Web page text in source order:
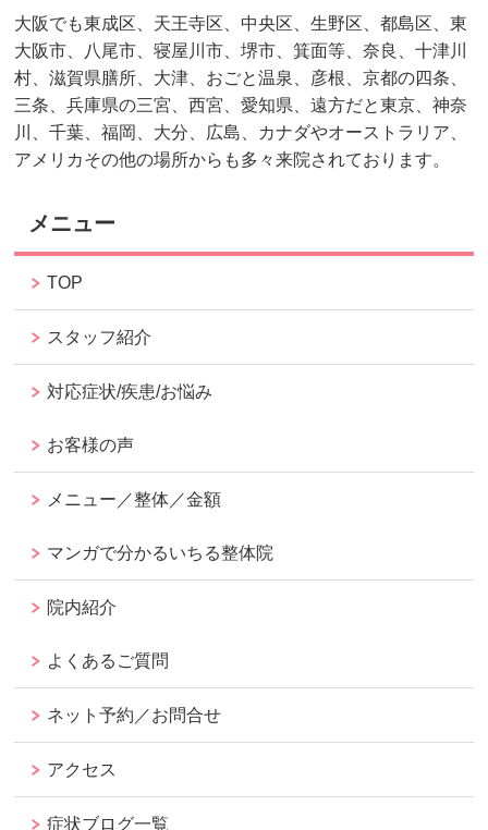
大阪でも東成区、天王寺区、中央区、生野区、都島区、東
大阪市、八尾市、寝屋川市、堺市、箕面等、奈良、十津川
村、滋賀県膳所、大津、おごと温泉、彦根、京都の四条、
三条、兵庫県の三宮、西宮、愛知県、遠方だと東京、神奈
川、千葉、福岡、大分、広島、カナダやオーストラリア、
アメリカその他の場所からも多々来院されております。
メニュー
TOP
スタッフ紹介
対応症状/疾患/お悩み
お客様の声
メニュー／整体／金額
マンガで分かるいちる整体院
院内紹介
よくあるご質問
ネット予約／お問合せ
アクセス
症状ブログ一覧